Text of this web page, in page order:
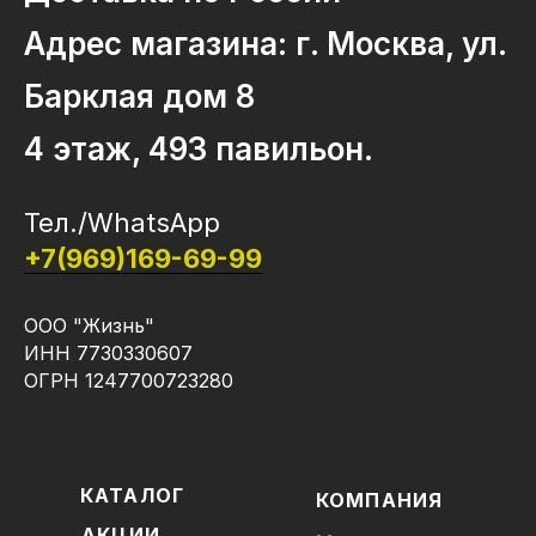
Адрес магазина: г. Москва, ул.
Барклая дом 8
4 этаж, 493 павильон.
Тел./WhatsApp
+7(969)169-69-99
ООО "Жизнь"
ИНН 7730330607
ОГРН 1247700723280
КАТАЛОГ
КОМПАНИЯ